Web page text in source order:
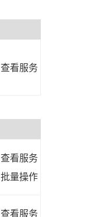
查看服务
查看服务
批量操作
查看服务